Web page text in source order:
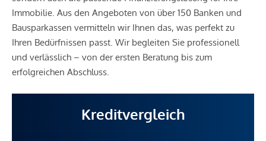
Immobilie. Aus den Angeboten von über 150 Banken und
Bausparkassen vermitteln wir Ihnen das, was perfekt zu
Ihren Bedürfnissen passt. Wir begleiten Sie professionell
und verlässlich – von der ersten Beratung bis zum
erfolgreichen Abschluss.
Kreditvergleich